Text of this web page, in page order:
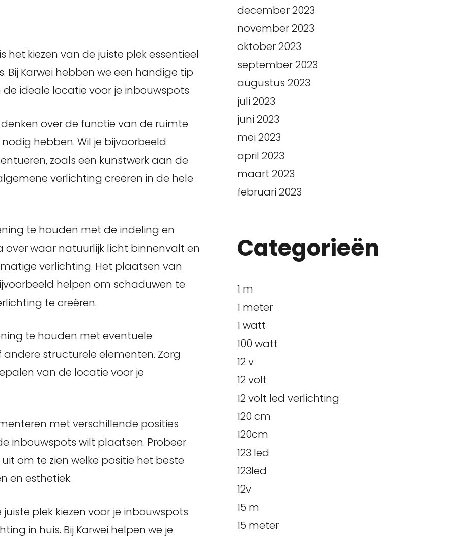
het kiezen van de juiste plek essentieel
Karwei hebben we een handige tip
ideale locatie voor je inbouwspots.
over de functie van de ruimte
hebben. Wil je bijvoorbeeld
zoals een kunstwerk aan de
verlichting creëren in de hele
te houden met de indeling en
waar natuurlijk licht binnenvalt en
verlichting. Het plaatsen van
helpen om schaduwen te
te creëren.
te houden met eventuele
structurele elementen. Zorg
van de locatie voor je
met verschillende posities
inbouwspots wilt plaatsen. Probeer
om te zien welke positie het beste
en esthetiek.
plek kiezen voor je inbouwspots
in huis. Bij Karwei helpen we je
december 2023
november 2023
oktober 2023
september 2023
augustus 2023
juli 2023
juni 2023
mei 2023
april 2023
maart 2023
februari 2023
Categorieën
1 m
1 meter
1 watt
100 watt
12 v
12 volt
12 volt led verlichting
120 cm
120cm
123 led
123led
12v
15 m
15 meter